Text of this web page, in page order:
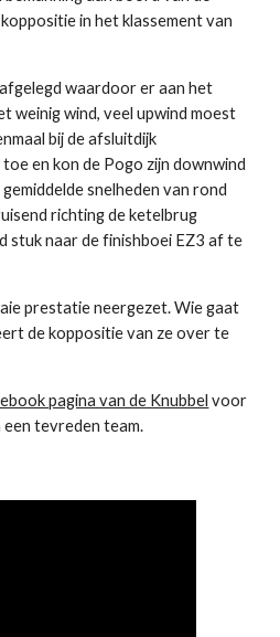
in het klassement van
waardoor er aan het
weinig wind, veel upwind moest
bij de afsluitdijk
en kon de Pogo zijn downwind
snelheden van rond
richting de ketelbrug
stuk naar de finishboei EZ3 af te
prestatie neergezet. Wie gaat
de koppositie van ze over te
pagina van de Knubbel voor
tevreden team.